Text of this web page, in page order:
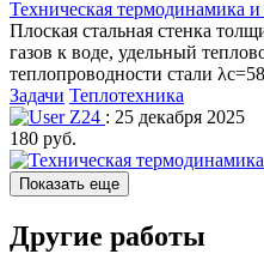
Техническая термодинамика
Плоская стальная стенка
газов к воде, удельный
теплопроводности стали
Задачи Теплотехника
Z24 : 25 декабря 2025
180 руб.
Показать еще
Другие работы